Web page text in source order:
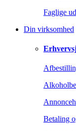
Faglige
Din virksomhed
Betaling